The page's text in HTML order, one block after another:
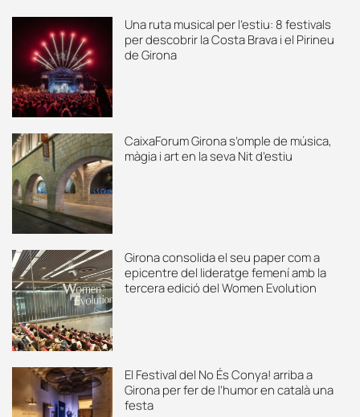
Una ruta musical per l’estiu: 8 festivals
per descobrir la Costa Brava i el Pirineu
de Girona
CaixaForum Girona s’omple de música,
màgia i art en la seva Nit d’estiu
Girona consolida el seu paper com a
epicentre del lideratge femení amb la
tercera edició del Women Evolution
El Festival del No És Conya! arriba a
Girona per fer de l’humor en català una
festa